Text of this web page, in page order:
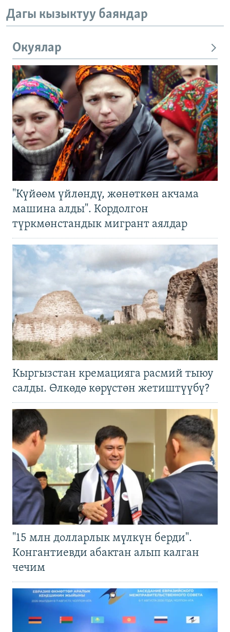
Дагы кызыктуу баяндар
Окуялар
"Күйөөм үйлөндү, жөнөткөн акчама
машина алды". Кордолгон
түркмөнстандык мигрант аялдар
Кыргызстан кремацияга расмий тыюу
салды. Өлкөдө көрүстөн жетиштүүбү?
"15 млн долларлык мүлкүн берди".
Конгантиевди абактан алып калган
чечим